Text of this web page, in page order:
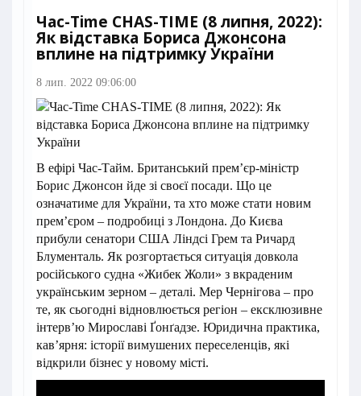
Час-Time CHAS-TIME (8 липня, 2022):
Як відставка Бориса Джонсона
вплине на підтримку України
8 лип. 2022 09:06:00
В ефірі Час-Тайм. Британський прем’єр-міністр
Борис Джонсон йде зі своєї посади. Що це
означатиме для України, та хто може стати новим
прем’єром – подробиці з Лондона. До Києва
прибули сенатори США Ліндсі Грем та Ричард
Блументаль. Як розгортається ситуація довкола
російського судна «Жибек Жоли» з вкраденим
українським зерном – деталі. Мер Чернігова – про
те, як сьогодні відновлюється регіон – ексклюзивне
інтерв’ю Мирославі Ґонґадзе. Юридична практика,
кав’ярня: історії вимушених переселенців, які
відкрили бізнес у новому місті.